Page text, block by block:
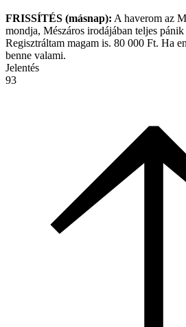
FRISSÍTÉS (másnap): A haverom az
mondja, Mészáros irodájában teljes pánik
Regisztráltam magam is. 80 000 Ft. Ha
benne valami.
Jelentés
93